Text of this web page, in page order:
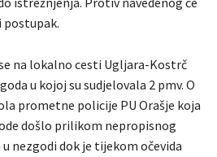
postupak.
na lokalno cesti Ugljara-Kostrč
u kojoj su sudjelovala 2 pmv. O
prometne policije PU Orašje koja
došlo prilikom nepropisnog
nezgodi dok je tijekom očevida